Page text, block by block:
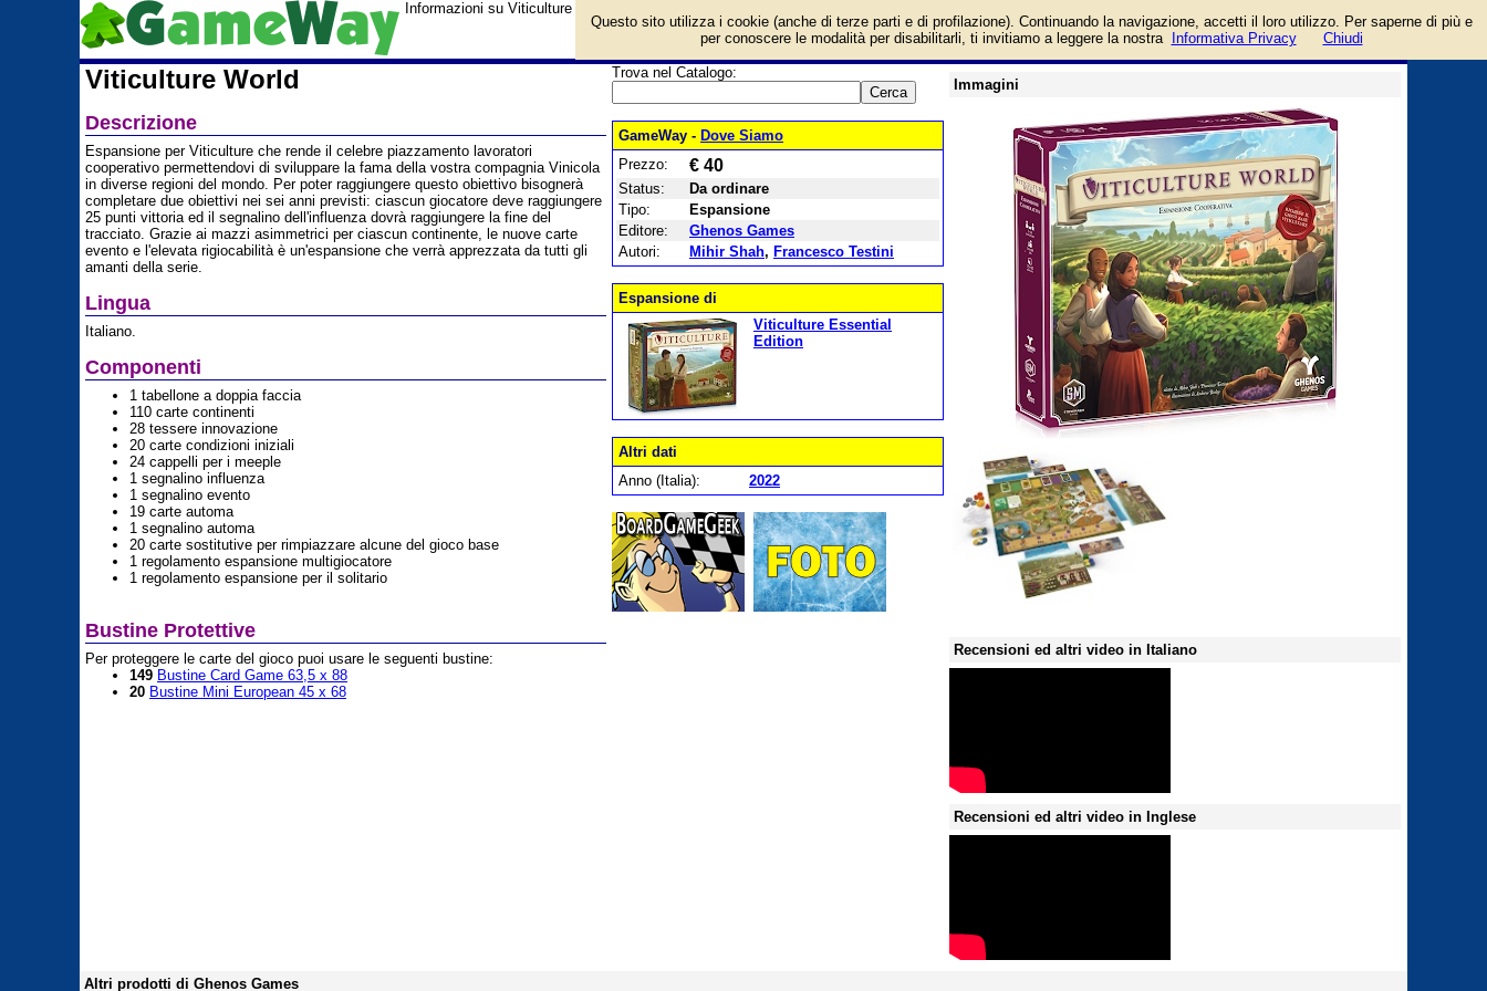
guida
Informazioni su Viticulture World e prezzo di vendita. Prodotto da Ghenos Games
Viticulture World
Descrizione
Espansione per Viticulture che rende il celebre piazzamento lavoratori
cooperativo permettendovi di sviluppare la fama della vostra compagnia Vinicola
in diverse regioni del mondo. Per poter raggiungere questo obiettivo bisognerà
completare due obiettivi nei sei anni previsti: ciascun giocatore deve raggiungere
25 punti vittoria ed il segnalino dell'influenza dovrà raggiungere la fine del
tracciato. Grazie ai mazzi asimmetrici per ciascun continente, le nuove carte
evento e l'elevata rigiocabilità è un'espansione che verrà apprezzata da tutti gli
amanti della serie.
Lingua
Italiano.
Componenti
1 tabellone a doppia faccia
110 carte continenti
28 tessere innovazione
20 carte condizioni iniziali
24 cappelli per i meeple
1 segnalino influenza
1 segnalino evento
19 carte automa
1 segnalino automa
20 carte sostitutive per rimpiazzare alcune del gioco base
1 regolamento espansione multigiocatore
1 regolamento espansione per il solitario
Bustine Protettive
Per proteggere le carte del gioco puoi usare le seguenti bustine:
149 Bustine Card Game 63,5 x 88
20 Bustine Mini European 45 x 68
Trova nel Catalogo:
GameWay - Dove Siamo
Prezzo:
€ 40
Status:
Da ordinare
Tipo:
Espansione
Editore:
Ghenos Games
Autori:
Mihir Shah, Francesco Testini
Espansione di
Viticulture Essential
Edition
Altri dati
Anno (Italia):
2022
Immagini
Recensioni ed altri video in Italiano
Recensioni ed altri video in Inglese
Altri prodotti di Ghenos Games
Questo sito utilizza i cookie (anche di terze parti e di profilazione). Continuando la navigazione, accetti il loro utilizzo. Per saperne di più e
per conoscere le modalità per disabilitarli, ti invitiamo a leggere la nostra
Informativa Privacy Chiudi